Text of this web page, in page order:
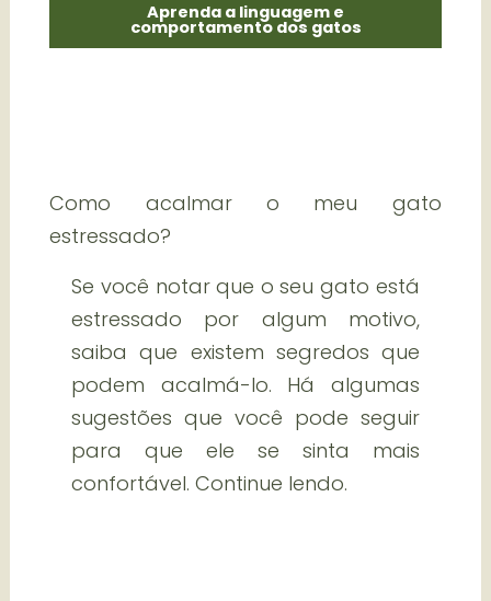
Aprenda a linguagem e
comportamento dos gatos
Como acalmar o meu gato
estressado?
Se você notar que o seu gato está
estressado por algum motivo,
saiba que existem segredos que
podem acalmá-lo. Há algumas
sugestões que você pode seguir
para que ele se sinta mais
confortável. Continue lendo.